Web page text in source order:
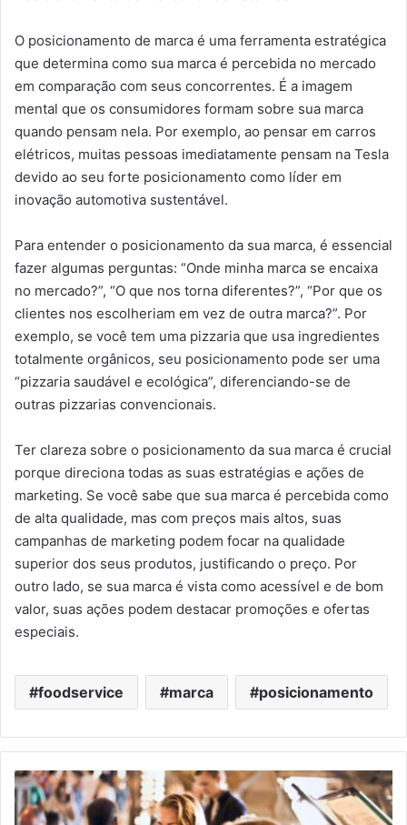
O posicionamento de marca é uma ferramenta estratégica
que determina como sua marca é percebida no mercado
em comparação com seus concorrentes. É a imagem
mental que os consumidores formam sobre sua marca
quando pensam nela. Por exemplo, ao pensar em carros
elétricos, muitas pessoas imediatamente pensam na Tesla
devido ao seu forte posicionamento como líder em
inovação automotiva sustentável.
Para entender o posicionamento da sua marca, é essencial
fazer algumas perguntas: “Onde minha marca se encaixa
no mercado?”, “O que nos torna diferentes?”, “Por que os
clientes nos escolheriam em vez de outra marca?”. Por
exemplo, se você tem uma pizzaria que usa ingredientes
totalmente orgânicos, seu posicionamento pode ser uma
“pizzaria saudável e ecológica”, diferenciando-se de
outras pizzarias convencionais.
Ter clareza sobre o posicionamento da sua marca é crucial
porque direciona todas as suas estratégias e ações de
marketing. Se você sabe que sua marca é percebida como
de alta qualidade, mas com preços mais altos, suas
campanhas de marketing podem focar na qualidade
superior dos seus produtos, justificando o preço. Por
outro lado, se sua marca é vista como acessível e de bom
valor, suas ações podem destacar promoções e ofertas
especiais.
foodservice marca posicionamento
Inflação
no
Brasil